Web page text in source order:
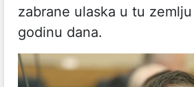
zabrane ulaska u tu
godinu dana.